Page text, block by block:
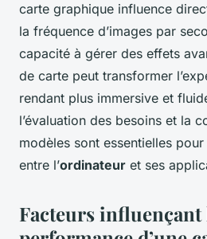
carte graphique influence
la fréquence d’images par
capacité à gérer des effets
de carte peut transformer
rendant plus immersive et
l’évaluation des besoins et la
modèles sont essentielles
entre l’ordinateur et ses
Facteurs influençant